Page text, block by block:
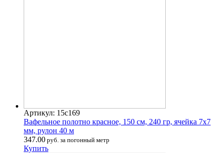
Артикул: 15с169
Вафельное полотно красное, 150 см, 240 гр, ячейка 7х7
мм, рулон 40 м
347.00 руб. за погонный метр
Купить